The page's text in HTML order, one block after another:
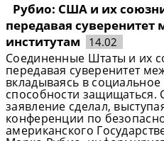
Рубио: США и их
передавая
институтам
14.02
Соединенные Штаты и их
передавая суверенитет
вкладываясь в
способности защищаться.
заявление сделал,
конференции по
американского